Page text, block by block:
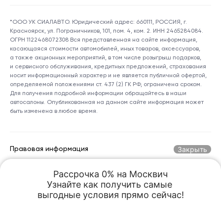
*ООО УК СИАЛАВТО. Юридический адрес: 660111, РОССИЯ, г.
Красноярск, ул. Пограничников, 101, пом. 4, ком. 2. ИНН 2465284084.
ОГРН 1122468072308 Вся представленная на сайте информация,
касающаяся стоимости автомобилей, иных товаров, аксессуаров,
а также акционных мероприятий, в том числе розыгрыш подарков,
и сервисного обслуживания, кредитных предложений, страхования
носит информационный характер и не является публичной офертой,
определяемой положениями ст. 437 (2) ГК РФ, ограничена сроком.
Для получения подробной информации обращайтесь в наши
автосалоны. Опубликованная на данном сайте информация может
быть изменена в любое время.
Правовая информация
Горячая линия по номеру:+7 (800) 250-06-70
Адрес электронной почты: kreception@sialauto.ru
Закрыть
Рассрочка 0% на Москвич
Узнайте как получить самые
выгодные условия прямо сейчас!